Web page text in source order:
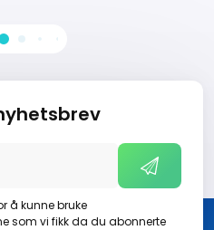
å kunne bruke
som vi fikk da du abonnerte